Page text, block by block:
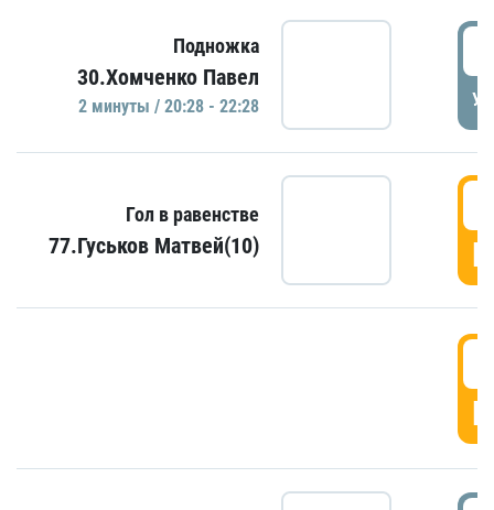
Подножка
30.Хомченко Павел
2 минуты / 20:28 - 22:28
Гол в равенстве
77.Гуськов Матвей(10)